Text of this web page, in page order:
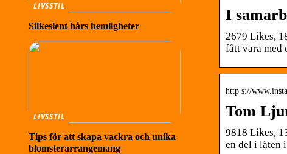
I
2679 Likes,
fått vara med
http s://
Tom
9818 Likes,
en del i låten
LIVSSTIL
Silkeslent hårs hemligheter
LIVSSTIL
Tips för att skapa vackra och unika
blomsterarrangemang